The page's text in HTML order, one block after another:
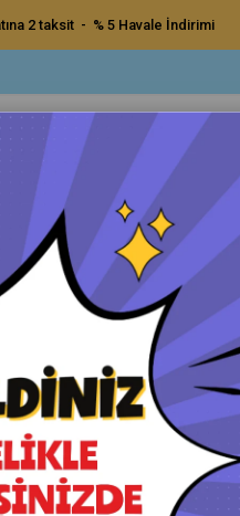
2 taksit - % 5 Havale İndirimi
Pedleri ve Bezler
Bordo Pasta Süngeri
Satıcı - Hızlı Kargo
Havale ile Ödeme
₺475,00